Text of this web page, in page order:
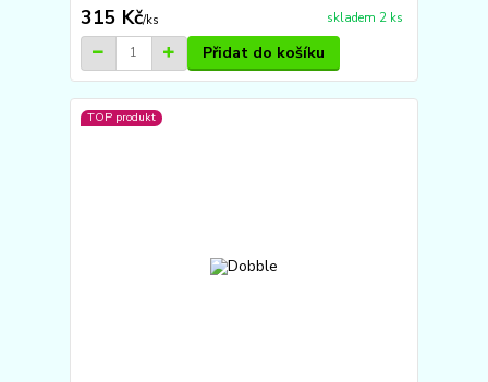
315 Kč/ks skladem 2 ks
Přidat do košíku
TOP produkt